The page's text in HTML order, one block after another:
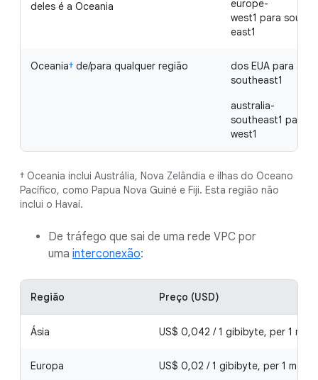
deles é a Oceania
europe-
west1 para
east1
Oceania† de/para qualquer região
dos EUA para
southeast1
australia-
southeast1 para
west1
† Oceania inclui Austrália, Nova Zelândia e ilhas do Oceano
Pacífico, como Papua Nova Guiné e Fiji. Esta região não
inclui o Havaí.
De tráfego que sai de uma rede VPC por
uma interconexão:
Região Preço (USD)
Ásia US$ 0,042 / 1 gibibyte, per 1
Europa US$ 0,02 / 1 gibibyte, per 1